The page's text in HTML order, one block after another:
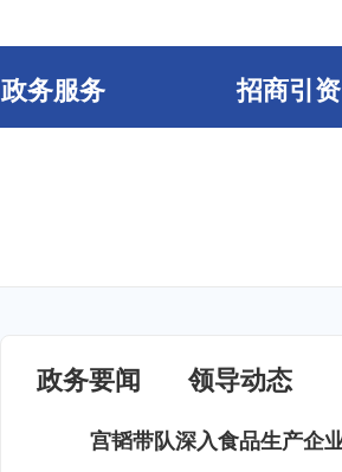
政务服务 招商引资
政务要闻 领导动态
宫韬带队深入食品生产企